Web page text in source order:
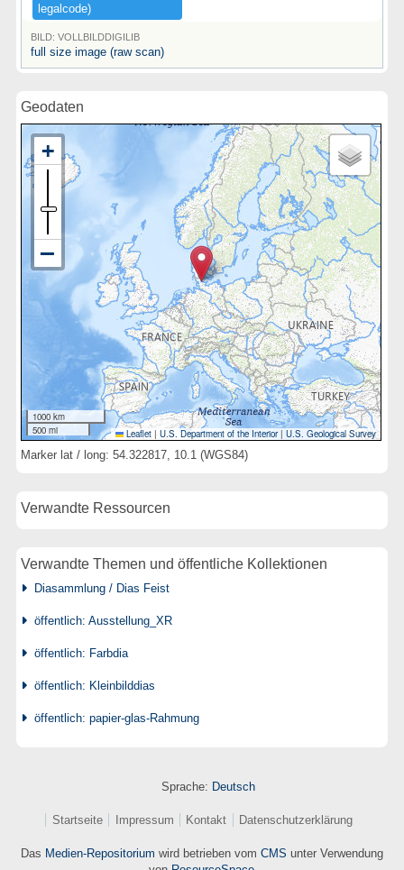
legalcode)​
BILD: VOLLBILDDIGILIB
full size image (raw scan)
Geodaten
1000 km
500 mi
Leaflet | U.S. Department of the Interior|U.S. Geological Survey
Marker lat / long: 54.322817, 10.1 (WGS84)
Verwandte Ressourcen
Verwandte Themen und öffentliche Kollektionen
Diasammlung / Dias Feist
öffentlich: Ausstellung_XR
öffentlich: Farbdia
öffentlich: Kleinbilddias
öffentlich: papier-glas-Rahmung
Sprache: Deutsch
Startseite Impressum Kontakt Datenschutzerklärung
Das Medien-Repositorium wird betrieben vom CMS unter Verwendung